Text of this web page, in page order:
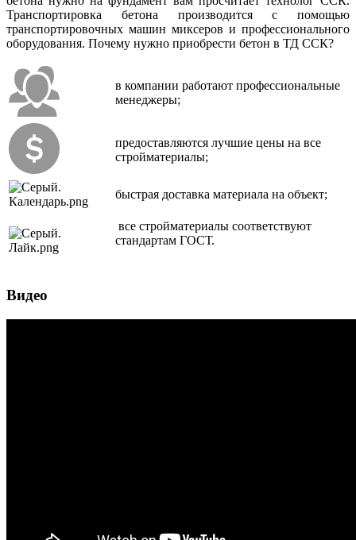
Транспортировка бетона производится с помощью
транспортировочных машин миксеров и профессионального
оборудования. Почему нужно приобрести бетон в ТД ССК?
в компании работают профессиональные
менеджеры;
предоставляются лучшие цены на все
стройматериалы;
быстрая доставка материала на объект;
все стройматериалы соответствуют
стандартам ГОСТ.
Видео